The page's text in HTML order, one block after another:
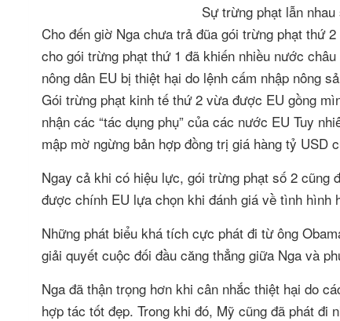
Sự trừng phạt lẫn
Cho đến giờ Nga chưa trả đũa gói trừng phạt thứ
cho gói trừng phạt thứ 1 đã khiến nhiều nước
nông dân EU bị thiệt hại do lệnh cấm nhập nông
Gói trừng phạt kinh tế thứ 2 vừa được EU gồng
nhận các “tác dụng phụ” của các nước EU Tuy
mập mờ ngừng bản hợp đồng trị giá hàng tỷ
Ngay cả khi có hiệu lực, gói trừng phạt số 2
được chính EU lựa chọn khi đánh giá về tình hình
Những phát biểu khá tích cực phát đi từ ông
giải quyết cuộc đối đầu căng thẳng giữa Nga và
Nga đã thận trọng hơn khi cân nhắc thiệt hại do
hợp tác tốt đẹp. Trong khi đó, Mỹ cũng đã phát